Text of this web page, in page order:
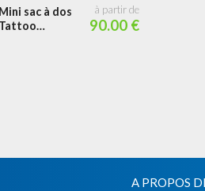
Mini sac à dos
Tattoo
90.00 €
A PROPOS